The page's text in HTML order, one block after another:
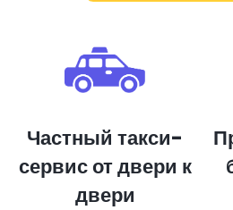
Частный такси-
сервис от двери к
двери